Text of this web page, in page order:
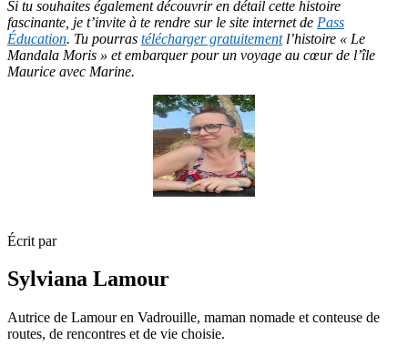
Si tu souhaites également découvrir en détail cette histoire
fascinante, je t’invite à te rendre sur le site internet de Pass
Éducation. Tu pourras télécharger gratuitementl’histoire « Le
Mandala Moris » et embarquer pour un voyage au cœur de l’île
Maurice avec Marine.
Écrit par
Sylviana Lamour
Autrice de Lamour en Vadrouille, maman nomade et conteuse de
routes, de rencontres et de vie choisie.